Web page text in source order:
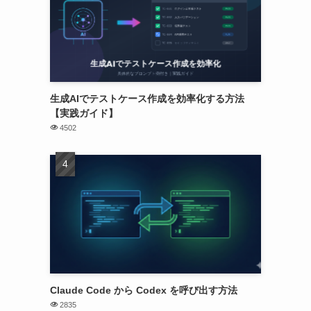
生成AIでテストケース作成を効率化する方法
【実践ガイド】
4502
Claude Code から Codex を呼び出す方法
2835